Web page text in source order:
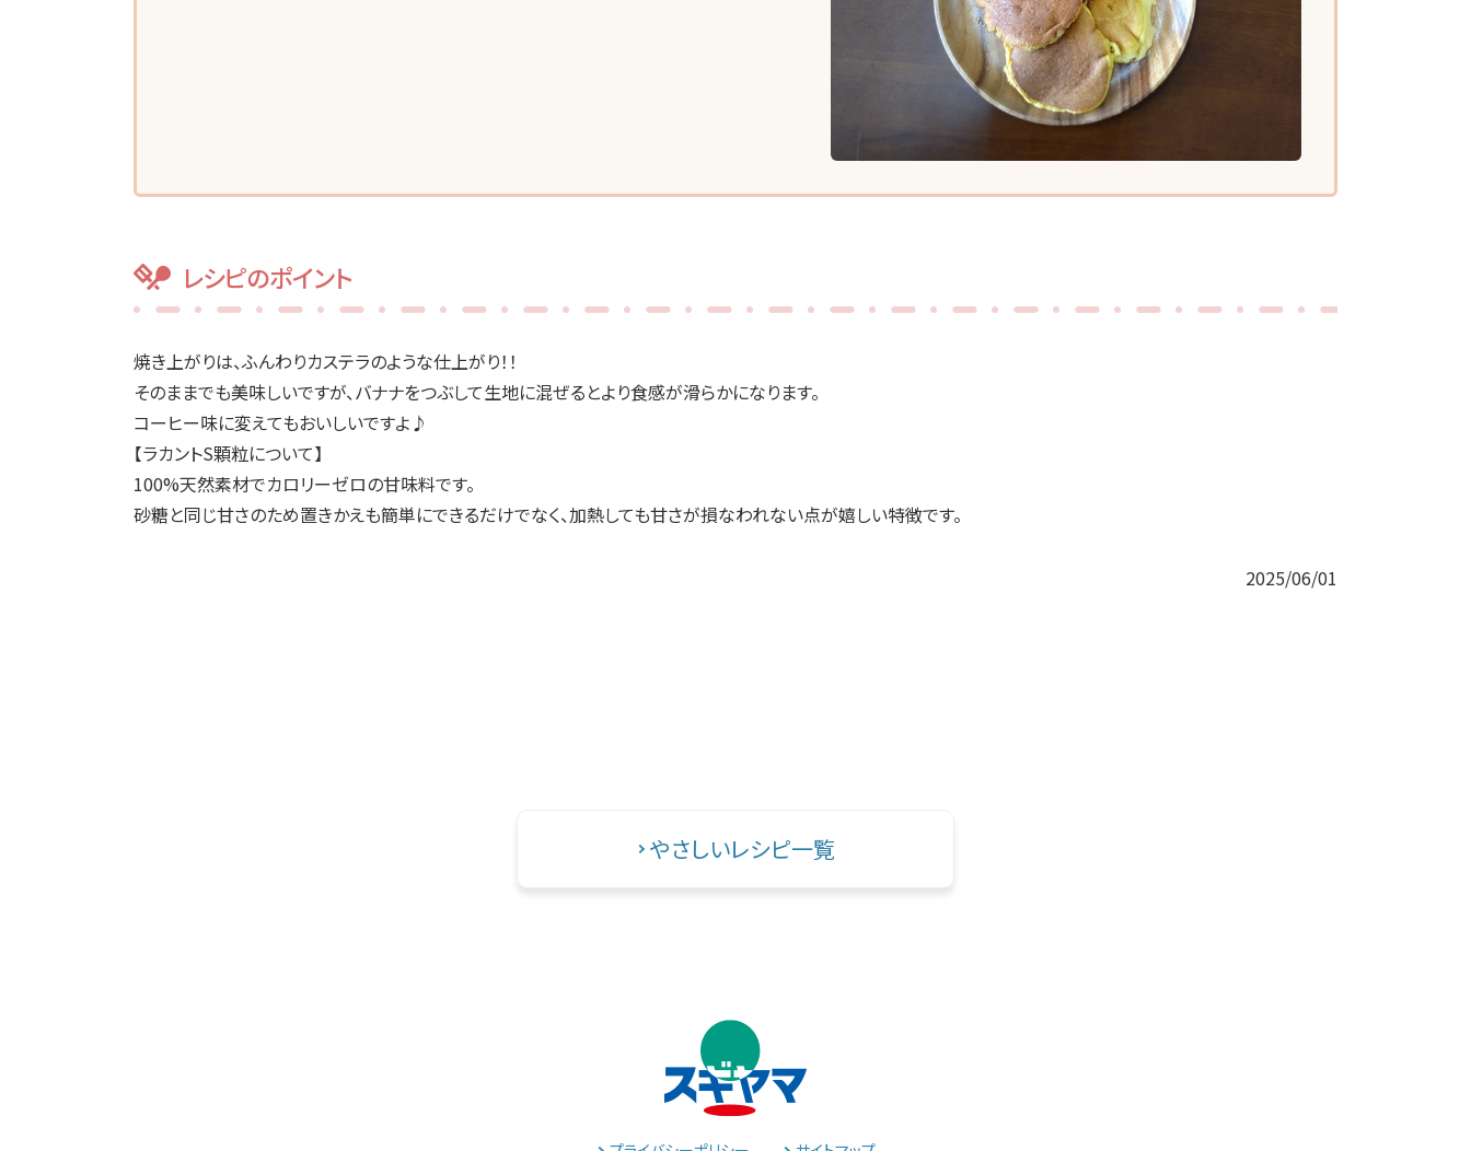
レシピのポイント
焼き上がりは、ふんわりカステラのような仕上がり！！
そのままでも美味しいですが、バナナをつぶして生地に混ぜるとより食感が滑らかになります。
コーヒー味に変えてもおいしいですよ♪
【ラカントS顆粒について】
100%天然素材でカロリーゼロの甘味料です。
砂糖と同じ甘さのため置きかえも簡単にできるだけでなく、加熱しても甘さが損なわれない点が嬉しい特徴です。
2025/06/01
やさしいレシピ一覧